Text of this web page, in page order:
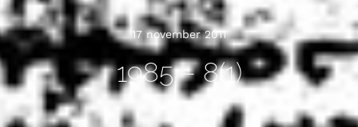
17 november 2011
1985 – 8(1)